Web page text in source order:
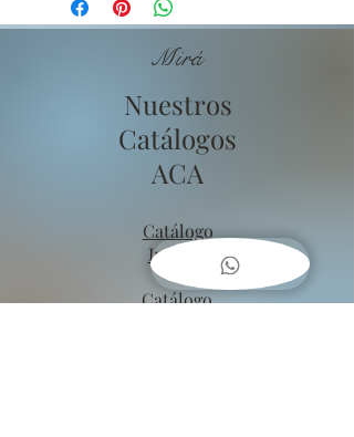
Mirá
Nuestros
Catálogos
ACA
Catálogo
Infantil
Catálogo